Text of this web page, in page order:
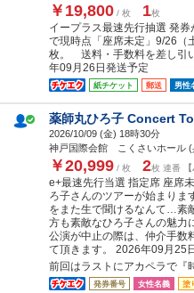
￥19,800 / 枚 1枚
イープラス最速先行抽選 発
で現時点「座席未定」9/26（
枚。 送料・手数料を差し引
年09月26日発送予定
紙チケット 郵送 男性
薬師丸ひろ子 Concert
2026/10/09 (金) 18時30分
神戸国際会館 こくさいホール (
￥20,999 / 枚 2枚 連番
e+最速先行当選 指定席 座席
ろ子さんのツアーが始まりま
をまた生で聞けるなんて…素
方も素敵なひろ子さんの魅
公演が中止の際は、仲介手数
て頂きます。 2026年09月25
前回はラストにアカペラで『
発券番号 女性名義 塗